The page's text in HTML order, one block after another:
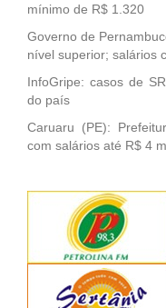
mínimo de R$ 1.320
Governo de
nível superior; salários
InfoGripe: casos de
do país
Caruaru (PE):
com salários até R$ 4